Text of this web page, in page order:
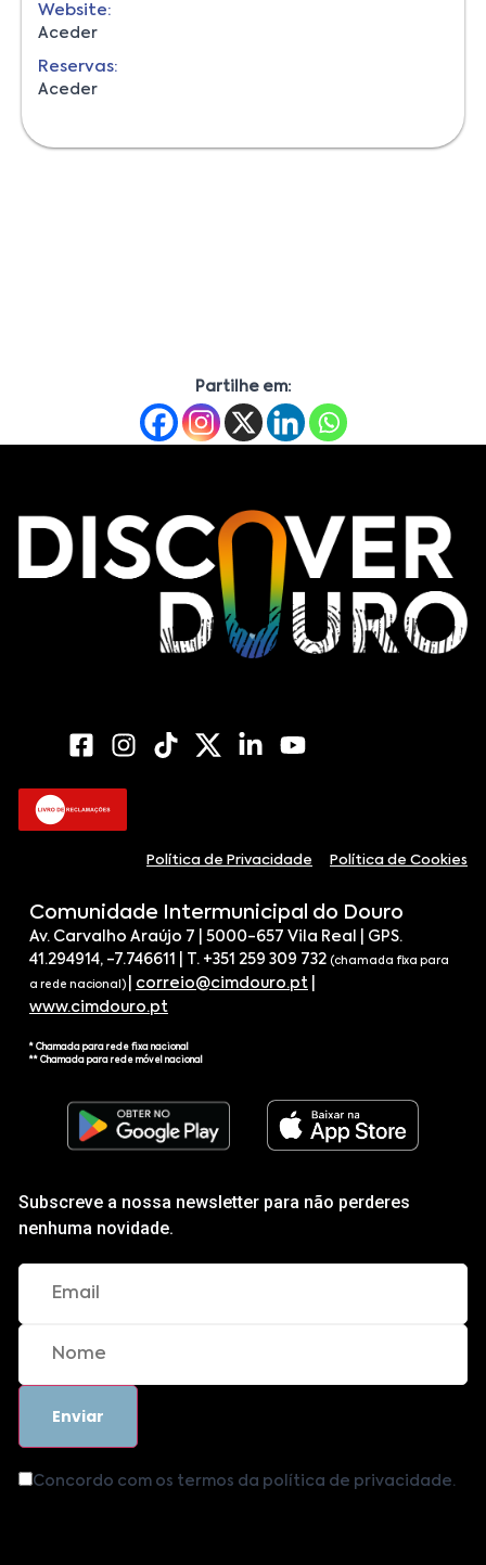
Website:
Aceder
Reservas:
Aceder
Partilhe em:
Política de Privacidade Política de Cookies
Comunidade Intermunicipal do Douro
Av. Carvalho Araújo 7 | 5000-657 Vila Real | GPS.
41.294914, -7.746611 | T. +351 259 309 732 (chamada fixa para
a rede nacional) correio@cimdouro.pt
www.cimdouro.pt
* Chamada para rede fixa nacional
** Chamada para rede móvel nacional
Subscreve a nossa newsletter para não perderes
nenhuma novidade.
Concordo com os termos da política de privacidade.